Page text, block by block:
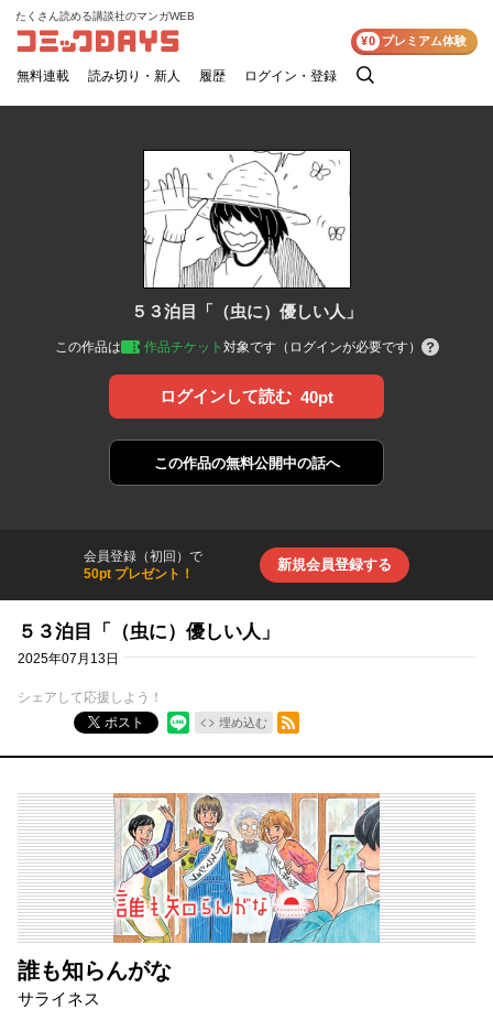
コミックDAYS
たくさん読める講談社のマンガWEB
無料連載 読み切り・新人 履歴 ログイン・登録
検
¥0 プレミアム体験
５３泊目「（虫に）優しい人」
この作品は 作品チケット 対象です（ログインが必要です）
ログインして読む 40pt
この作品の無料公開中の話へ
会員登録（初回）で
50pt プレゼント！
新規会員登録する
５３泊目「（虫に）優しい人」
2025年07月13日
シェアして応援しよう！
ポスト
埋め込む
RSSフィード
誰も知らんがな
サライネス